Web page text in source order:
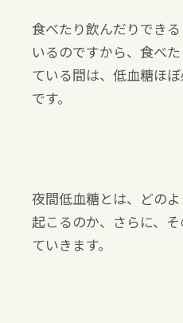
食べたり飲んだりでき
いるのですから、食べ
ている間は、低血糖ほ
です。
夜間低血糖とは、どの
起こるのか、さらに、
ていきます。